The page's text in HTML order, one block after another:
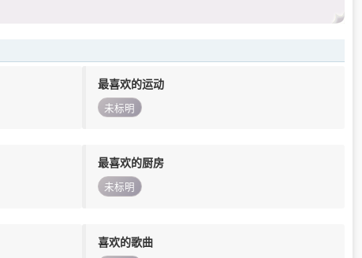
最喜欢的运动
未标明
最喜欢的厨房
未标明
喜欢的歌曲